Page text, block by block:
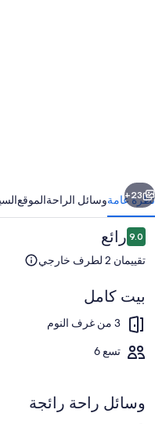
بي/
ت
فنيفنسيد
إن
يارد
التالي
23+
نظرة عامةوسائل الراحةالموقع
التقييمات
9.09.0 من 10رائع
تقييمان 2 لطرف خارجي
بيت كامل
3 من غرف النوم
تسع 6
وسائل راحة رائجة